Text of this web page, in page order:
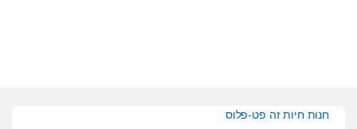
חנות חיות זה פט-פלוס